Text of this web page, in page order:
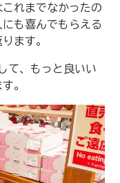
これまでなかったの
も喜んでもらえる
ます。
て、もっと良いい
。